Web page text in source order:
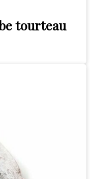
tourteau